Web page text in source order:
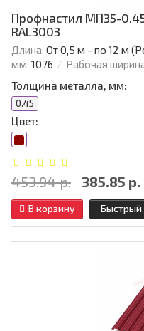
Профнастил МП35-
RAL3003
Длина: От 0,5 м - по 12 м
мм: 1076 Рабочая
Толщина металла, мм:
0.45
Цвет:
453.94 р. 385.85 р.
В корзину Быстрый